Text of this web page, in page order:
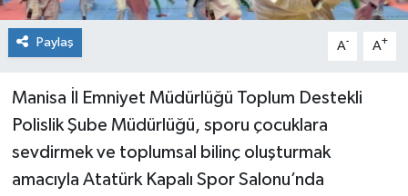
Paylaş A- A+
Manisa İl Emniyet Müdürlüğü Toplum Destekli
Polislik Şube Müdürlüğü, sporu çocuklara
sevdirmek ve toplumsal bilinç oluşturmak
amacıyla Atatürk Kapalı Spor Salonu’nda